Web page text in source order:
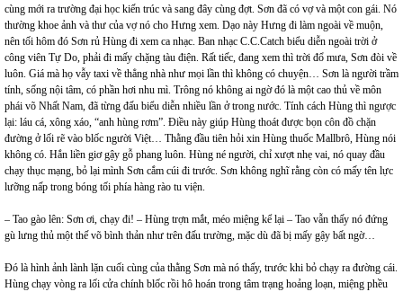
cùng mới ra trường đại học kiến trúc và sang đây cùng đợt. Sơn đã có vợ và một con gái. Nó
thường khoe ảnh và thư của vợ nó cho Hưng xem. Dạo này Hưng đi làm ngoài về muộn,
nên tối hôm đó Sơn rủ Hùng đi xem ca nhạc. Ban nhạc C.C.Catch biểu diễn ngoài trời ở
công viên Tự Do, phải đi mấy chặng tàu điện. Rất tiếc, đang xem thì trời đổ mưa, Sơn đòi về
luôn. Giá mà họ vẫy taxi về thẳng nhà như mọi lần thì không có chuyện… Sơn là người trầm
tính, sống nội tâm, có phần hơi nhu mì. Trông nó không ai ngờ đó là một cao thủ về môn
phái võ Nhất Nam, đã từng đấu biểu diễn nhiều lần ở trong nước. Tính cách Hùng thì ngược
lại: láu cá, xông xáo, “anh hùng rơm”. Điều này giúp Hùng thoát được bọn côn đồ chặn
đường ở lối rẽ vào blốc người Việt… Thằng đầu tiên hỏi xin Hùng thuốc Mallbrô, Hùng nói
không có. Hắn liền giơ gậy gỗ phang luôn. Hùng né người, chỉ xượt nhẹ vai, nó quay đầu
chạy thục mạng, bỏ lại mình Sơn cắm cúi đi trước. Sơn không nghĩ rằng còn có mấy tên lực
lưỡng nấp trong bóng tối phía hàng rào tu viện.
– Tao gào lên: Sơn ơi, chạy đi! – Hùng trợn mắt, méo miệng kể lại – Tao vẫn thấy nó đứng
gù lưng thủ một thế võ bình thản như trên đấu trường, mặc dù đã bị mấy gậy bất ngờ…
Đó là hình ảnh lành lặn cuối cùng của thằng Sơn mà nó thấy, trước khi bỏ chạy ra đường cái.
Hùng chạy vòng ra lối cửa chính blốc rồi hô hoán trong tâm trạng hoảng loạn, miệng phều